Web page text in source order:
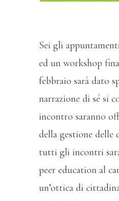
Sei gli
ed un workshop
febbraio sarà dato
narrazione di sé si
incontro saranno
della gestione delle
tutti gli incontri
peer education al
un’ottica di